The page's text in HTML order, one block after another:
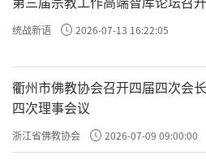
统战新语 2026-07-13 16:22:05
衢州市佛教协会召开四届四次会
四次理事会议
浙江省佛教协会 2026-07-09 09:00:00